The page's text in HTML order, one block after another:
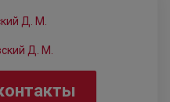
Д. М.